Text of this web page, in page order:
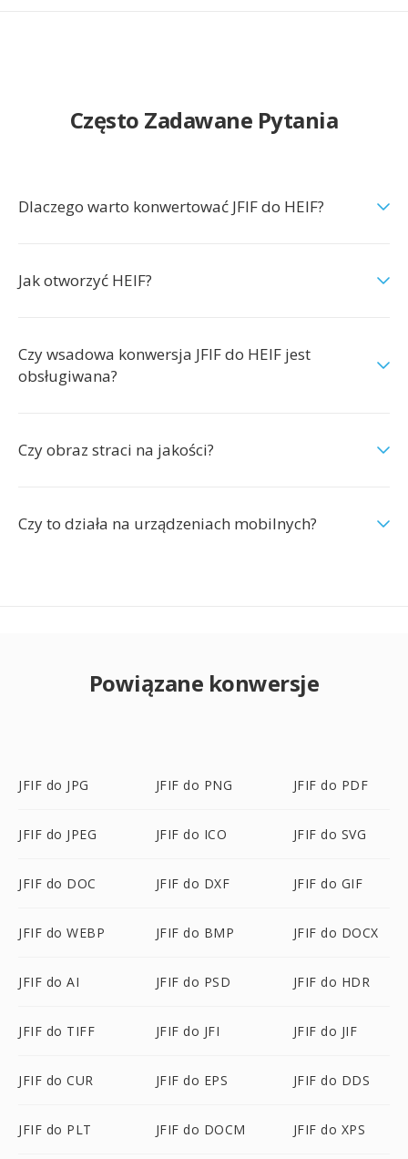
Często Zadawane Pytania
Dlaczego warto konwertować JFIF do HEIF?
Jak otworzyć HEIF?
Czy wsadowa konwersja JFIF do HEIF jest
obsługiwana?
Czy obraz straci na jakości?
Czy to działa na urządzeniach mobilnych?
Powiązane konwersje
JFIF do JPG JFIF do PNG JFIF do PDF
JFIF do JPEG JFIF do ICO JFIF do SVG
JFIF do DOC JFIF do DXF JFIF do GIF
JFIF do WEBP JFIF do BMP JFIF do DOCX
JFIF do AI JFIF do PSD JFIF do HDR
JFIF do TIFF JFIF do JFI JFIF do JIF
JFIF do CUR JFIF do EPS JFIF do DDS
JFIF do PLT JFIF do DOCM JFIF do XPS